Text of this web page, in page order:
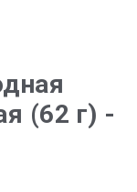
(62 г) -